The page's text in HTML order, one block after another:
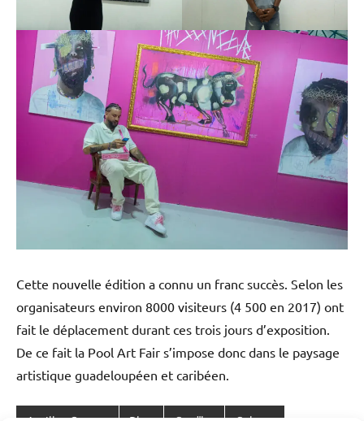
Cette nouvelle édition a connu un franc succès. Selon les
organisateurs environ 8000 visiteurs (4 500 en 2017) ont
fait le déplacement durant ces trois jours d’exposition.
De ce fait la Pool Art Fair s’impose donc dans le paysage
artistique guadeloupéen et caribéen.